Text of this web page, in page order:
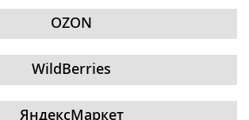
OZON
WildBerries
ЯндексМаркет